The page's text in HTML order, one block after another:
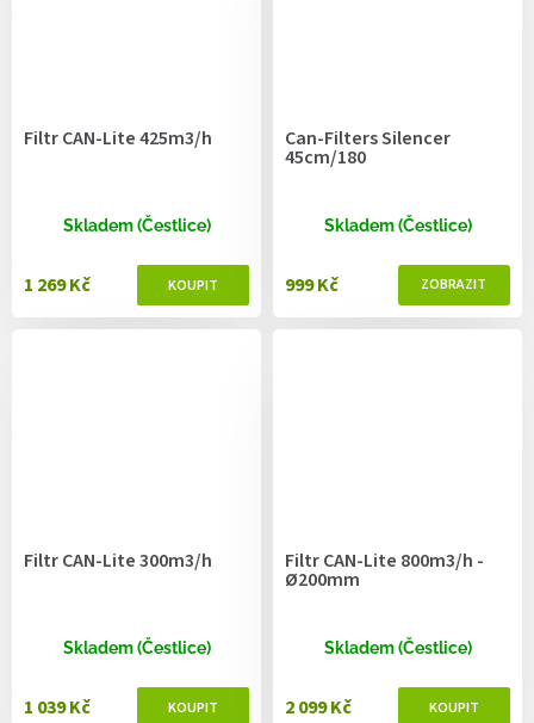
Filtr CAN-Lite 425m3/h
Skladem (Čestlice)
1 269 Kč
Can-Filters Silencer
45cm/180
Skladem (Čestlice)
999 Kč
Filtr CAN-Lite 300m3/h
Skladem (Čestlice)
1 039 Kč
Filtr CAN-Lite 800m3/h -
Ø200mm
Skladem (Čestlice)
2 099 Kč